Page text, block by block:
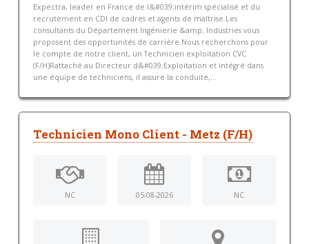
Expectra, leader en France de l&#039;intérim spécialisé et du
recrutement en CDI de cadres et agents de maîtrise.Les
consultants du Département Ingénierie &amp; Industries vous
proposent des opportunités de carrière.Nous recherchons pour
le compte de notre client, un Technicien exploitation CVC
(F/H)Rattaché au Directeur d&#039;Exploitation et intégré dans
une équipe de techniciens, il assure la conduite,...
Technicien Mono Client - Metz (F/H)
NC 05-08-2026 NC